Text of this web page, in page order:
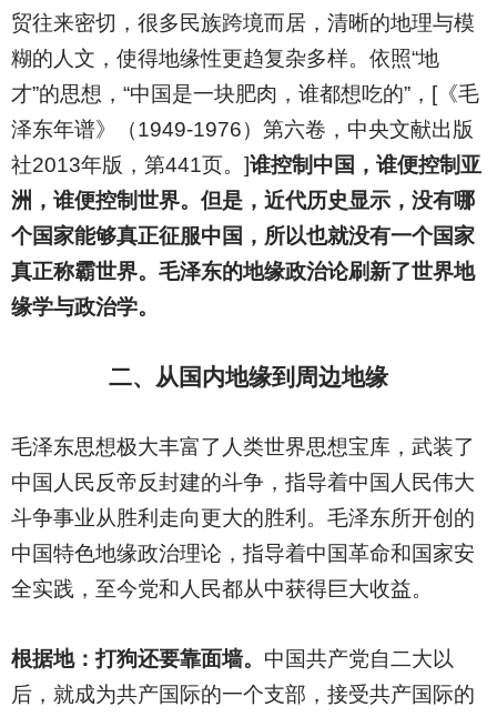
贸往来密切，很多民族跨境而居，清晰的地理与模
糊的人文，使得地缘性更趋复杂多样。依照“地
才”的思想，“中国是一块肥肉，谁都想吃的”，[《毛
泽东年谱》（1949-1976）第六卷，中央文献出版
社2013年版，第441页。]谁控制中国，谁便控制亚
洲，谁便控制世界。但是，近代历史显示，没有哪
个国家能够真正征服中国，所以也就没有一个国家
真正称霸世界。毛泽东的地缘政治论刷新了世界地
缘学与政治学。
二、从国内地缘到周边地缘
毛泽东思想极大丰富了人类世界思想宝库，武装了
中国人民反帝反封建的斗争，指导着中国人民伟大
斗争事业从胜利走向更大的胜利。毛泽东所开创的
中国特色地缘政治理论，指导着中国革命和国家安
全实践，至今党和人民都从中获得巨大收益。
根据地：打狗还要靠面墙。 中国共产党自二大以
后，就成为共产国际的一个支部，接受共产国际的